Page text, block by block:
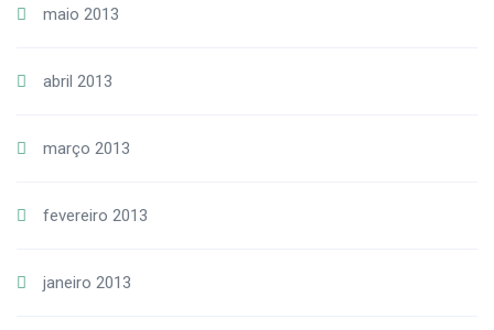
maio 2013
abril 2013
março 2013
fevereiro 2013
janeiro 2013